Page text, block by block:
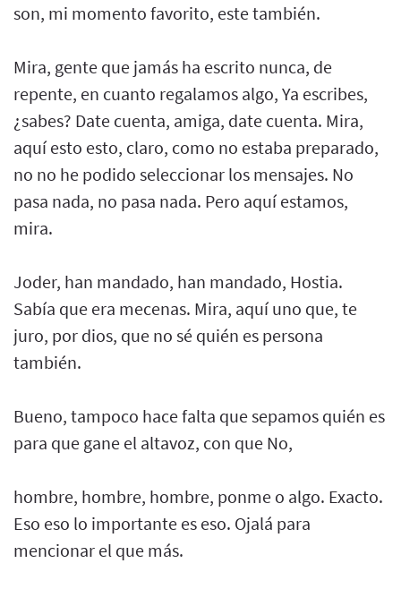
son, mi momento favorito, este también.
Mira, gente que jamás ha escrito nunca, de
repente, en cuanto regalamos algo, Ya escribes,
¿sabes? Date cuenta, amiga, date cuenta. Mira,
aquí esto esto, claro, como no estaba preparado,
no no he podido seleccionar los mensajes. No
pasa nada, no pasa nada. Pero aquí estamos,
mira.
Joder, han mandado, han mandado, Hostia.
Sabía que era mecenas. Mira, aquí uno que, te
juro, por dios, que no sé quién es persona
también.
Bueno, tampoco hace falta que sepamos quién es
para que gane el altavoz, con que No,
hombre, hombre, hombre, ponme o algo. Exacto.
Eso eso lo importante es eso. Ojalá para
mencionar el que más.